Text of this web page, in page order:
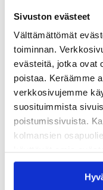
Sivuston evästeet
Välttämättömät
toiminnan.
evästeitä, jotka ovat
poistaa. Keräämme
verkkosivujemme
suosituimmista
poistumissivuista.
kolmansien
saattaa estää
Hyväksymällä
Odotan innokkaasti
koulutus
kehitysyhteistyöhön.
valmiita uusiin
Palestiinassa.
Palestiina-
siten muuttaa
paremmaksi.